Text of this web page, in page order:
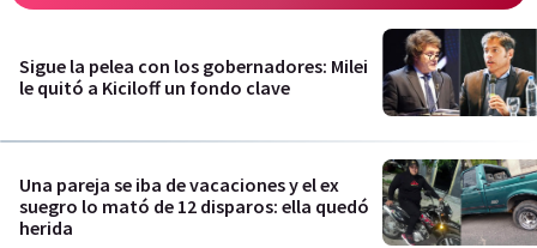
Sigue la pelea con los gobernadores: Milei
le quitó a Kiciloff un fondo clave
Una pareja se iba de vacaciones y el ex
suegro lo mató de 12 disparos: ella quedó
herida